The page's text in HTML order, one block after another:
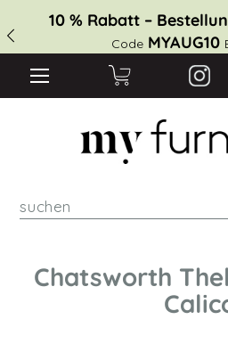
10 % Rabatt –
CodeMYAUG10
Chatsworth